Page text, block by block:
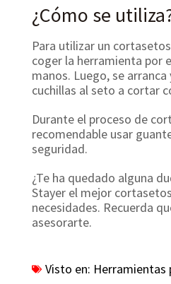
¿Cómo se
Para utilizar un
coger la herramienta por
manos. Luego, se arranca
cuchillas al seto a cortar
Durante el proceso de
recomendable usar
seguridad.
¿Te ha quedado alguna
Stayer el mejor
necesidades. Recuerda
asesorarte.
Visto en: Herramientas